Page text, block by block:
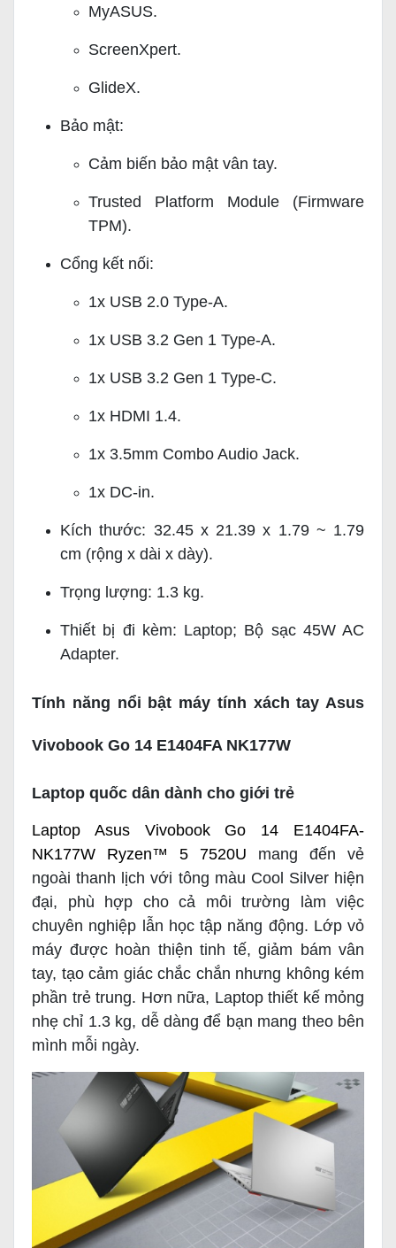
MyASUS.
ScreenXpert.
GlideX.
Bảo mật:
Cảm biến bảo mật vân tay.
Trusted Platform Module (Firmware
TPM).
Cổng kết nối:
1x USB 2.0 Type-A.
1x USB 3.2 Gen 1 Type-A.
1x USB 3.2 Gen 1 Type-C.
1x HDMI 1.4.
1x 3.5mm Combo Audio Jack.
1x DC-in.
Kích thước: 32.45 x 21.39 x 1.79 ~ 1.79
cm (rộng x dài x dày).
Trọng lượng: 1.3 kg.
Thiết bị đi kèm: Laptop; Bộ sạc 45W AC
Adapter.
Tính năng nổi bật máy tính xách tay Asus
Vivobook Go 14 E1404FA NK177W
Laptop quốc dân dành cho giới trẻ
Laptop Asus Vivobook Go 14 E1404FA-
NK177W Ryzen™ 5 7520U mang đến vẻ
ngoài thanh lịch với tông màu Cool Silver hiện
đại, phù hợp cho cả môi trường làm việc
chuyên nghiệp lẫn học tập năng động. Lớp vỏ
máy được hoàn thiện tinh tế, giảm bám vân
tay, tạo cảm giác chắc chắn nhưng không kém
phần trẻ trung. Hơn nữa, Laptop thiết kế mỏng
nhẹ chỉ 1.3 kg, dễ dàng để bạn mang theo bên
mình mỗi ngày.